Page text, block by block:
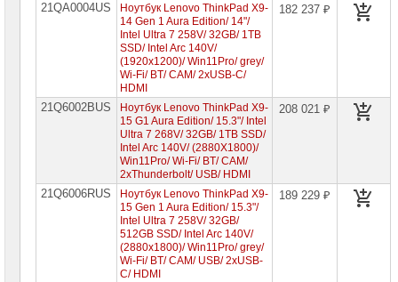
21QA0004US
Ноутбук Lenovo ThinkPad X9-
14 Gen 1 Aura Edition/ 14"/
Intel Ultra 7 258V/ 32GB/ 1TB
SSD/ Intel Arc 140V/
(1920x1200)/ Win11Pro/ grey/
Wi-Fi/ BT/ CAM/ 2xUSB-C/
HDMI
182 237 ₽
21Q6002BUS
Ноутбук Lenovo ThinkPad X9-
15 G1 Aura Edition/ 15.3"/ Intel
Ultra 7 268V/ 32GB/ 1TB SSD/
Intel Arc 140V/ (2880X1800)/
Win11Pro/ Wi-Fi/ BT/ CAM/
2xThunderbolt/ USB/ HDMI
208 021 ₽
21Q6006RUS
Ноутбук Lenovo ThinkPad X9-
15 Gen 1 Aura Edition/ 15.3"/
Intel Ultra 7 258V/ 32GB/
512GB SSD/ Intel Arc 140V/
(2880x1800)/ Win11Pro/ grey/
Wi-Fi/ BT/ CAM/ USB/ 2xUSB-
C/ HDMI
189 229 ₽